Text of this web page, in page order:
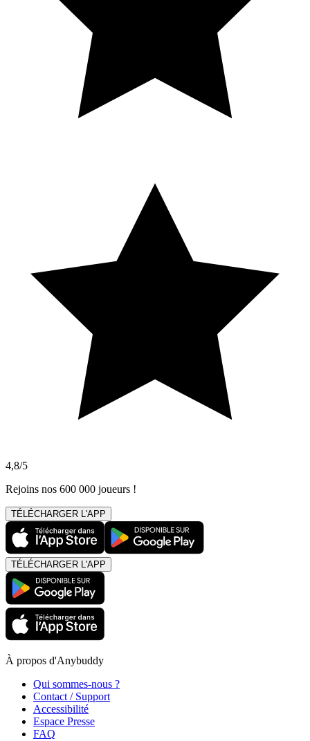
4,8/5
Rejoins nos 600 000 joueurs !
TÉLÉCHARGER L'APP
TÉLÉCHARGER L'APP
À propos d'Anybuddy
Qui sommes-nous ?
Contact / Support
Accessibilité
Espace Presse
FAQ